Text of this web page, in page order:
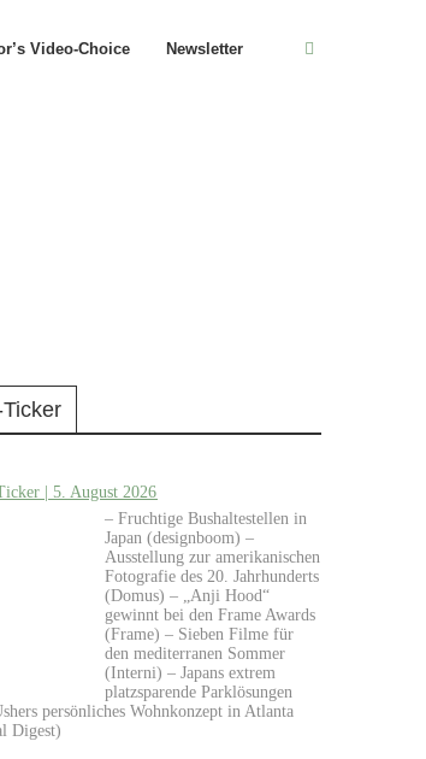
Video-Choice Newsletter
| 5. August 2026
– Fruchtige Bushaltestellen in
Japan (designboom) –
Ausstellung zur amerikanischen
Fotografie des 20. Jahrhunderts
(Domus) – „Anji Hood“
gewinnt bei den Frame Awards
(Frame) – Sieben Filme für
den mediterranen Sommer
(Interni) – Japans extrem
platzsparende Parklösungen
persönliches Wohnkonzept in Atlanta
Digest)